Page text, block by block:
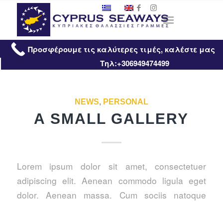
Τηλ:+306949474499
NEWS, PERSONAL
A SMALL GALLERY
Lorem ipsum dolor sit amet, consectetuer
adipiscing elit. Aenean commodo ligula eget
dolor. Aenean massa. Cum sociis natoque
Προσφέρουμε τις καλύτερες τιμές, καλέστε μας